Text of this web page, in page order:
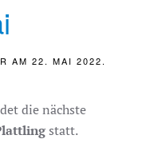
AM 22. MAI 2022.
die nächste
statt.